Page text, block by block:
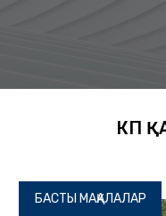
КӨП
БАСТЫ МАҚАЛАЛАР